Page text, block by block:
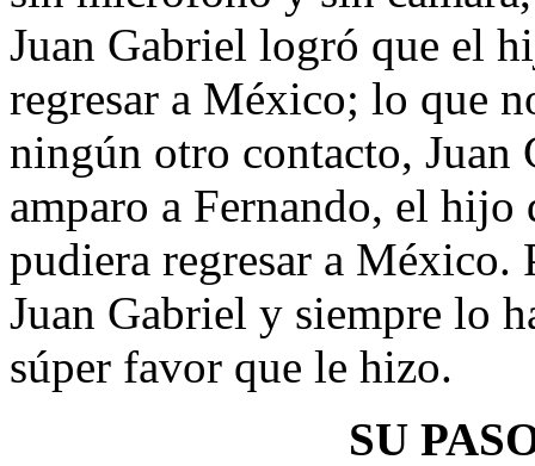
Juan Gabriel logró que el
regresar a México; lo que
ningún otro contacto,
amparo a Fernando, el
pudiera regresar a México.
Juan Gabriel y siempre lo
súper favor que le hizo.
SU